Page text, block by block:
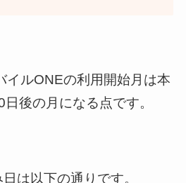
イルONEの利用開始月は本
後の月になる点です。
は以下の通りです。